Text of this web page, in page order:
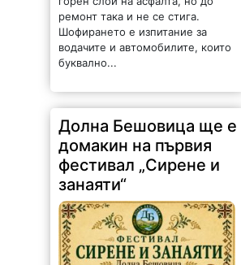
водачите и автомобилите, които
буквално...
домакин на първия
фестивал „Сирене и
занаяти“